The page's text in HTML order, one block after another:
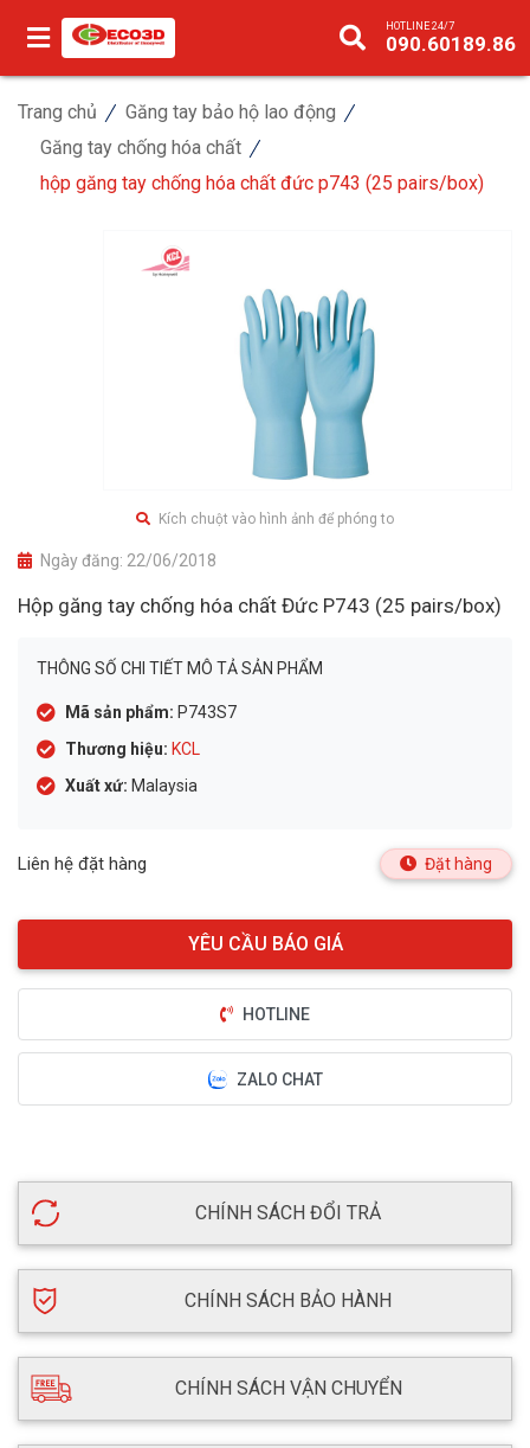
HOTLINE 24/7
090.60189.86
Trang chủ
Găng tay bảo hộ lao động
Găng tay chống hóa chất
hộp găng tay chống hóa chất đức p743 (25 pairs/box)
Kích chuột vào hình ảnh để phóng to
Ngày đăng: 22/06/2018
Hộp găng tay chống hóa chất Đức P743 (25 pairs/box)
THÔNG SỐ CHI TIẾT MÔ TẢ SẢN PHẨM
Mã sản phẩm: P743S7
Thương hiệu: KCL
Xuất xứ: Malaysia
Liên hệ đặt hàng Đặt hàng
HOTLINE
ZALO CHAT
CHÍNH SÁCH ĐỔI TRẢ
CHÍNH SÁCH BẢO HÀNH
CHÍNH SÁCH VẬN CHUYỂN